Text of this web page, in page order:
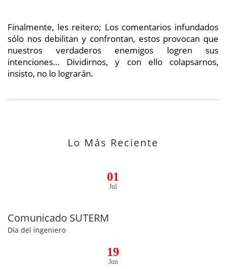
Finalmente, les reitero; Los comentarios infundados
sólo nos debilitan y confrontan, estos provocan que
nuestros verdaderos enemigos logren sus
intenciones… Dividirnos, y con ello colapsarnos,
insisto, no lo lograrán.
Lo Más Reciente
01
Jul
Comunicado SUTERM
Día del ingeniero
19
Jun